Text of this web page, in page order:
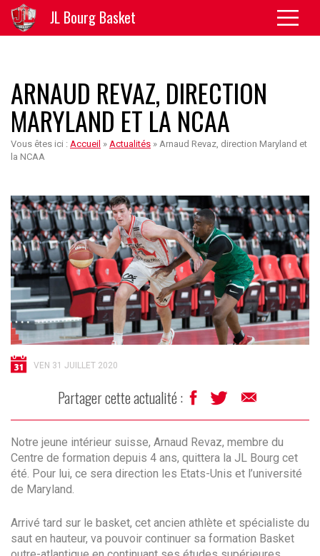
JL Bourg Basket
ARNAUD REVAZ, DIRECTION
MARYLAND ET LA NCAA
Vous êtes ici : Accueil » Actualités » Arnaud Revaz, direction Maryland et
la NCAA
VEN 31 JUILLET 2020
Partager cette actualité :
Notre jeune intérieur suisse, Arnaud Revaz, membre du
Centre de formation depuis 4 ans, quittera la JL Bourg cet
été. Pour lui, ce sera direction les Etats-Unis et l’université
de Maryland.
Arrivé tard sur le basket, cet ancien athlète et spécialiste du
saut en hauteur, va pouvoir continuer sa formation Basket